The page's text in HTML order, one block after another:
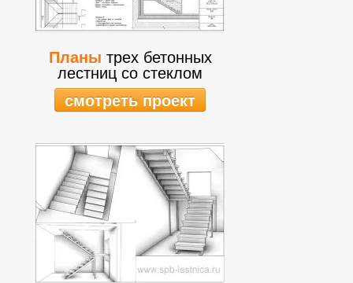
Планы трех бетонных
лестниц со стеклом
смотреть проект